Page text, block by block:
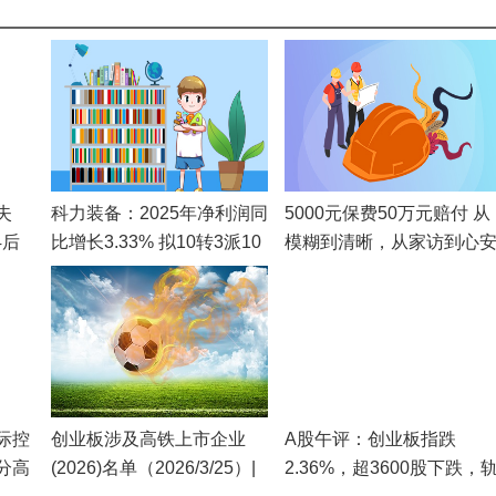
科力装备：2025年净利润同
比增长3.33% 拟10转3派10
元
5000元保费50万元赔付 从
模糊到清晰，从家访到心安
控
高
创业板涉及高铁上市企业
(2026)名单（2026/3/25）|
A股午评：创业板指跌
2.36%，超3600股下跌，